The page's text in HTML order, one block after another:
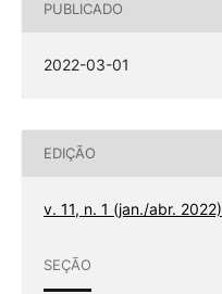
PUBLICADO
2022-03-01
EDIÇÃO
v. 11, n. 1 (jan./abr. 2022)
SEÇÃO